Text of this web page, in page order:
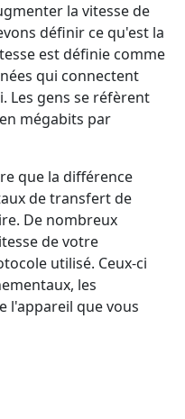
la vitesse de
définir ce qu'est la
est définie comme
qui connectent
Les gens se réfèrent
mégabits par
que la différence
de transfert de
De nombreux
de votre
utilisé. Ceux-ci
les
l'appareil que vous